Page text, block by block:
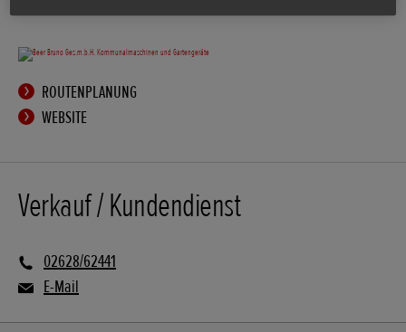
ROUTENPLANUNG
WEBSITE
Verkauf / Kundendienst
02628/62441
E-Mail